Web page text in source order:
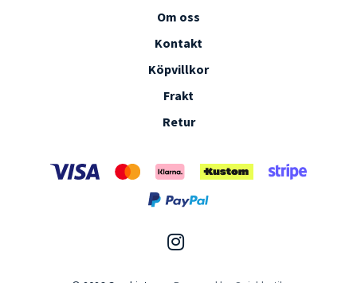
Om oss
Kontakt
Köpvillkor
Frakt
Retur